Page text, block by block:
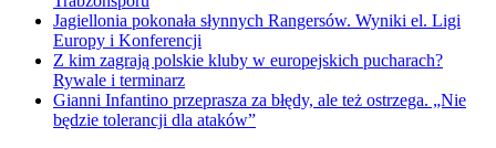
Jagiellonia pokonała słynnych Rangersów. Wyniki el. Ligi
Europy i Konferencji
Z kim zagrają polskie kluby w europejskich pucharach?
Rywale i terminarz
Gianni Infantino przeprasza za błędy, ale też ostrzega. „Nie
będzie tolerancji dla ataków”